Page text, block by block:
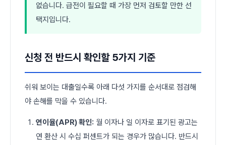
없습니다. 급전이 필요할 때 가장 먼저 검토할 만한 선
택지입니다.
신청 전 반드시 확인할 5가지 기준
쉬워 보이는 대출일수록 아래 다섯 가지를 순서대로 점검해
야 손해를 막을 수 있습니다.
연이율(APR) 확인: 월 이자나 일 이자로 표기된 광고는
연 환산 시 수십 퍼센트가 되는 경우가 많습니다. 반드시